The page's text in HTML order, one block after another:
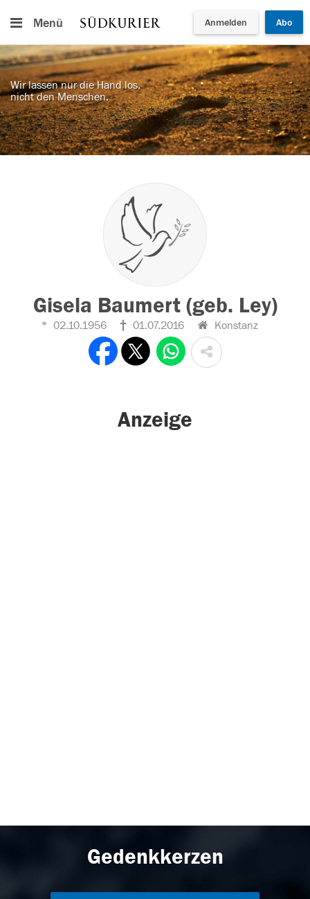
Menü Anmelden Abo
Wir lassen nur die Hand los,
nicht den Menschen.
Gisela Baumert (geb. Ley)
02.10.1956 01.07.2016 Konstanz
Anzeige
Gedenkkerzen